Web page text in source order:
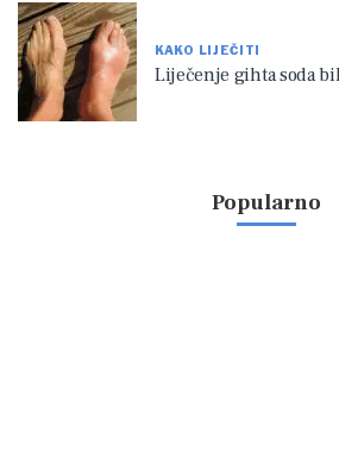
KAKO LIJEČITI
Liječenje gihta soda
Popularno